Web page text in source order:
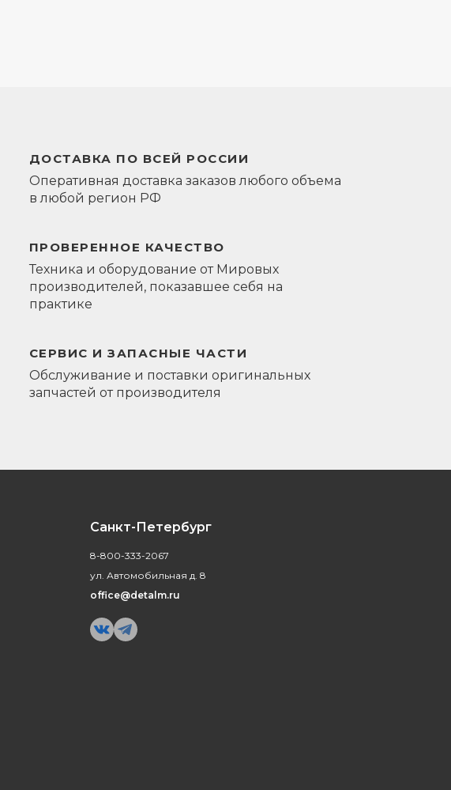
ДОСТАВКА ПО ВСЕЙ РОССИИ
Оперативная доставка заказов любого объема
в любой регион РФ
ПРОВЕРЕННОЕ КАЧЕСТВО
Техника и оборудование от Мировых
производителей, показавшее себя на
практике
СЕРВИС И ЗАПАСНЫЕ ЧАСТИ
Обслуживание и поставки оригинальных
запчастей от производителя
Санкт-Петербург
8-800-333-2067
ул. Автомобильная д. 8
office@detalm.ru